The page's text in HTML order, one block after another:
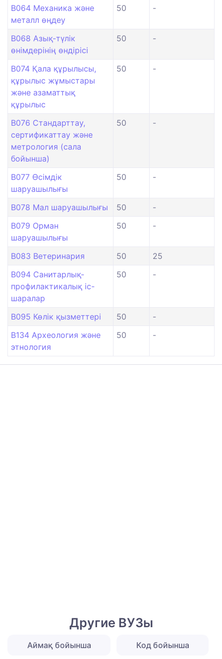
B064 Механика және
металл өңдеу
50 -
B068 Азық-түлік
өнімдерінің өндірісі
50 -
B074 Қала құрылысы,
құрылыс жұмыстары
және азаматтық
құрылыс
50 -
B076 Стандарттау,
сертификаттау және
метрология (сала
бойынша)
50 -
B077 Өсімдік
шаруашылығы
50 -
B078 Мал шаруашылығы 50
-
B079 Орман
шаруашылығы
50 -
B083 Ветеринария 50
25
B094 Санитарлық-
профилактикалық іс-
шаралар
50 -
B095 Көлік қызметтері 50
-
B134 Археология және
этнология
50 -
Другие ВУЗы
Аймақ бойынша Код бойынша